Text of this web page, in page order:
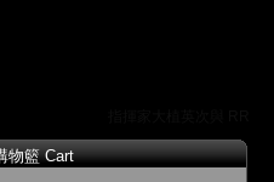
物籃 Cart